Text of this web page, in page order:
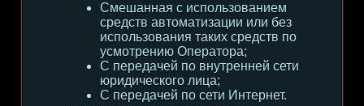
Смешанная с использованием
средств автоматизации или без
использования таких средств по
усмотрению Оператора;
С передачей по внутренней сети
юридического лица;
С передачей по сети Интернет.